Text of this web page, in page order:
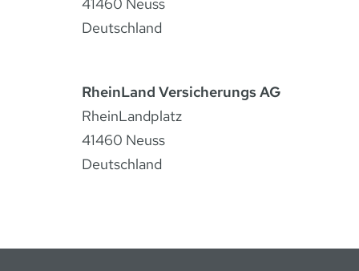
Deutschland
RheinLand Versicherungs AG
RheinLandplatz
41460 Neuss
Deutschland